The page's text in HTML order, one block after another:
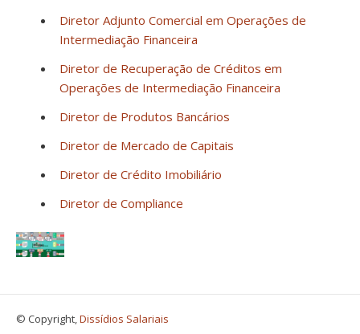
Diretor Adjunto Comercial em Operações de
Intermediação Financeira
Diretor de Recuperação de Créditos em
Operações de Intermediação Financeira
Diretor de Produtos Bancários
Diretor de Mercado de Capitais
Diretor de Crédito Imobiliário
Diretor de Compliance
© Copyright,Dissídios Salariais